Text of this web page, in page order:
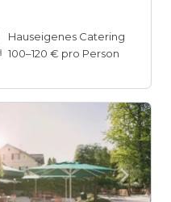
Hauseigenes Catering
100–120 € pro Person